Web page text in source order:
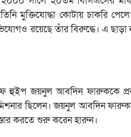
মুক্তিযোদ্ধা কোটায় চাকরি
রয়েছে তাঁর বিরুদ্ধে। এ
হুইপ জয়নুল আবদিন ফারুককে
ছিলেন। জয়নুল আবদিন
করতে শুরু করেন হারুন।